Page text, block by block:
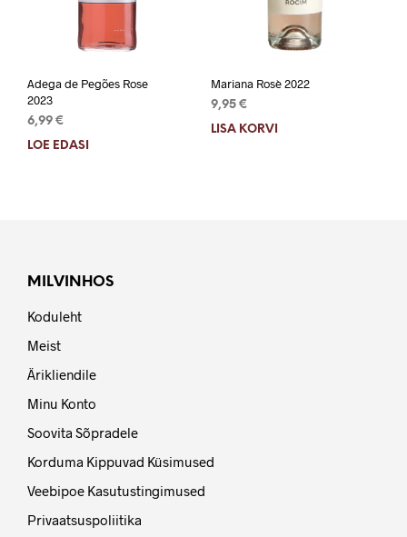
Adega de Pegões Rose
2023
6,99 €
LOE EDASI
Mariana Rosè 2022
9,95 €
LISA KORVI
MILVINHOS
Koduleht
Meist
Ärikliendile
Minu Konto
Soovita Sõpradele
Korduma Kippuvad Küsimused
Veebipoe Kasutustingimused
Privaatsuspoliitika